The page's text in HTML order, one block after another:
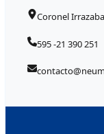
Coronel
595 -21 390 251